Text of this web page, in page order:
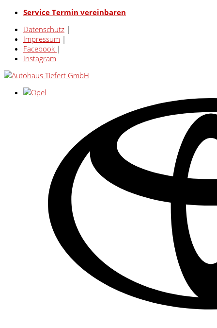
Service Termin vereinbaren
Datenschutz |
Impressum |
Facebook |
Instagram